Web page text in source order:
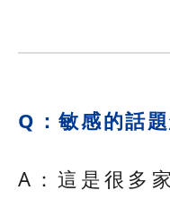
Q：敏感的話
A：這是很多